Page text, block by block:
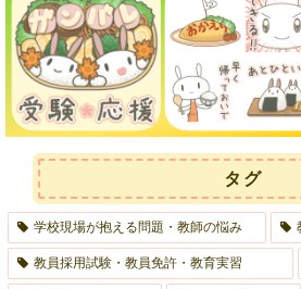
タグ
学校現場が抱える問題・教師の悩み
教員採用試験・教員免許・教育実習